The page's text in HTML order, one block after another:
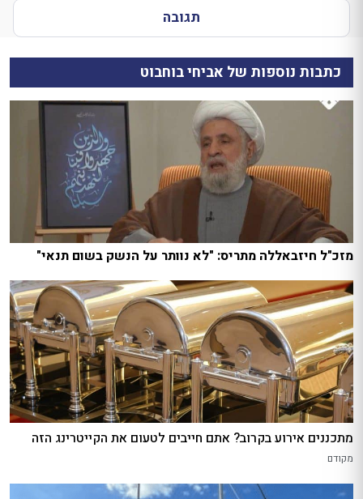
תגובה
כתבות נוספות של אביחי בוחבוט
מזכ"ל חיזבאללה מתריס: "לא נוותר על הנשק בשום תנאי"
מתכננים אירוע בקרוב? אתם חייבים לטעום את הקייטרינג הזה
מקודם